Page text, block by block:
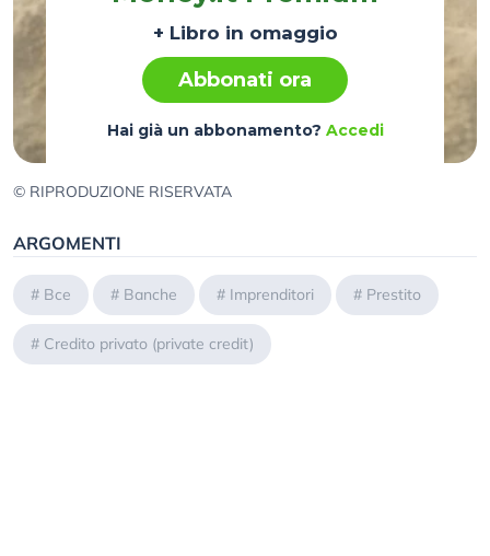
+ Libro in omaggio
Abbonati ora
Hai già un abbonamento? Accedi
© RIPRODUZIONE RISERVATA
ARGOMENTI
# Bce # Banche # Imprenditori # Prestito
# Credito privato (private credit)